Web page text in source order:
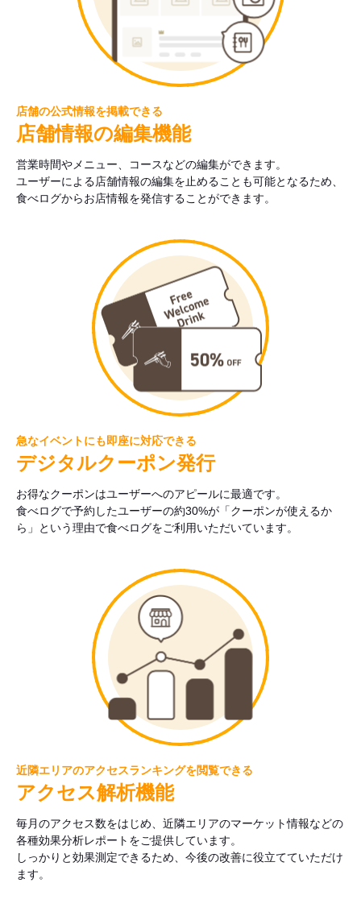
店舗の公式情報を掲載できる
店舗情報の編集機能
営業時間やメニュー、コースなどの編集ができます。
ユーザーによる店舗情報の編集を止めることも可能となるため、
食べログからお店情報を発信することができます。
急なイベントにも即座に対応できる
デジタルクーポン発行
お得なクーポンはユーザーへのアピールに最適です。
食べログで予約したユーザーの約30%が「クーポンが使えるか
ら」という理由で食べログをご利用いただいています。
近隣エリアのアクセスランキングを閲覧できる
アクセス解析機能
毎月のアクセス数をはじめ、近隣エリアのマーケット情報などの
各種効果分析レポートをご提供しています。
しっかりと効果測定できるため、今後の改善に役立てていただけ
ます。